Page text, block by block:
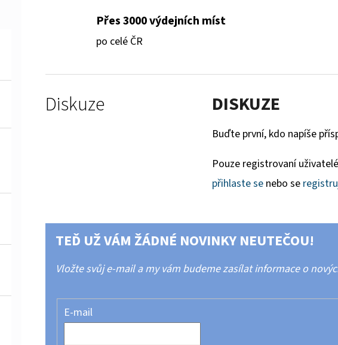
Přes 3000 výdejních míst
po celé ČR
Diskuze DISKUZE
Buďte první, kdo napíše
Pouze registrovaní
přihlaste se nebo se
TEĎ UŽ VÁM ŽÁDNÉ NOVINKY NEUTEČOU!
Vložte svůj e-mail a my vám budeme zasílat informace o
E-mail